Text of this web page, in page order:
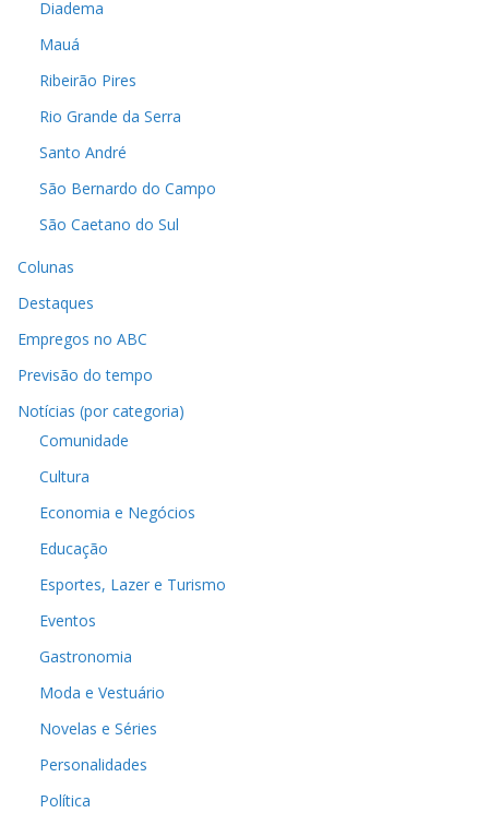
Diadema
Mauá
Ribeirão Pires
Rio Grande da Serra
Santo André
São Bernardo do Campo
São Caetano do Sul
Colunas
Destaques
Empregos no ABC
Previsão do tempo
Notícias (por categoria)
Comunidade
Cultura
Economia e Negócios
Educação
Esportes, Lazer e Turismo
Eventos
Gastronomia
Moda e Vestuário
Novelas e Séries
Personalidades
Política